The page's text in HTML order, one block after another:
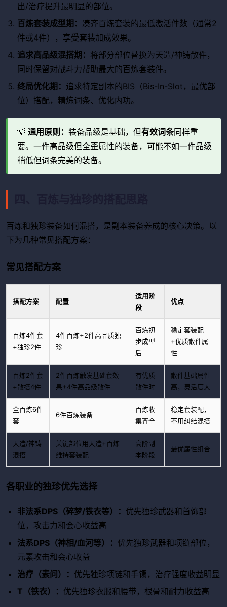
出/治疗提升最明显的部位。
百炼套装成型期： 凑齐百炼套装的最低激活件数（通常2
件或4件），享受套装加成效果。
追求高品级混搭期： 将部分部位替换为天造/神铸散件，
同时保留对战斗力帮助最大的百炼套装件。
终局优化期： 追求特定副本的BIS（Bis-In-Slot，最优部
位）搭配，精炼词条、优化内功。
💡 通用原则： 装备品级是基础，但有效词条同样重
要。一件高品级但全歪属性的装备，可能不如一件品级
稍低但词条完美的装备。
百炼和独珍装备如何混搭，是副本装备养成的核心决策。以
下为几种常见搭配方案：
常见搭配方案
搭配方案 配置
适用阶
段
优点
百炼4件套
+独珍2件
4件百炼+2件高品质独
珍
百炼初
步成型
后
稳定套装配
+优质散件属
性
百炼2件套
+散搭4件
2件百炼触发基础套效
果+4件高品级散件
有优质
散件时
散件基础属性
高，灵活度大
全百炼6件
套
6件百炼装备
百炼收
集齐全
稳定套装配，
不用纠结混搭
天造/神铸
混搭
关键部位用天造+百炼
维持套装配
高阶副
本阶段
最优属性组合
各职业的独珍优先选择
非法系DPS（碎梦/铁衣等）： 优先独珍武器和首饰部
位，攻击力和会心收益高
法系DPS（神相/血河等）： 优先独珍武器和项链部位，
元素攻击和会心收益
治疗（素问）： 优先独珍项链和手镯，治疗强度收益明显
T（铁衣）： 优先独珍衣服和腰带，根骨和耐力收益高